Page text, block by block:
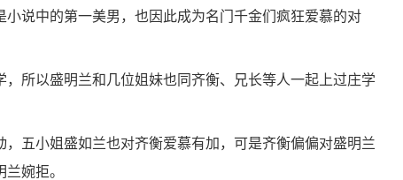
说中的第一美男，也因此成为名门千金们疯狂爱慕的对
所以盛明兰和几位姐妹也同齐衡、兄长等人一起上过庄学
五小姐盛如兰也对齐衡爱慕有加，可是齐衡偏偏对盛明兰
婉拒。